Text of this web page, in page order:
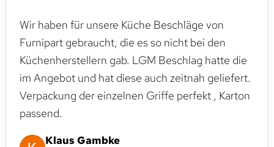
Wir haben für unsere Küche Beschläge von
Furnipart gebraucht, die es so nicht bei den
Küchenherstellern gab. LGM Beschlag hatte die
im Angebot und hat diese auch zeitnah geliefert.
Verpackung der einzelnen Griffe perfekt , Karton
passend.
Klaus Gambke